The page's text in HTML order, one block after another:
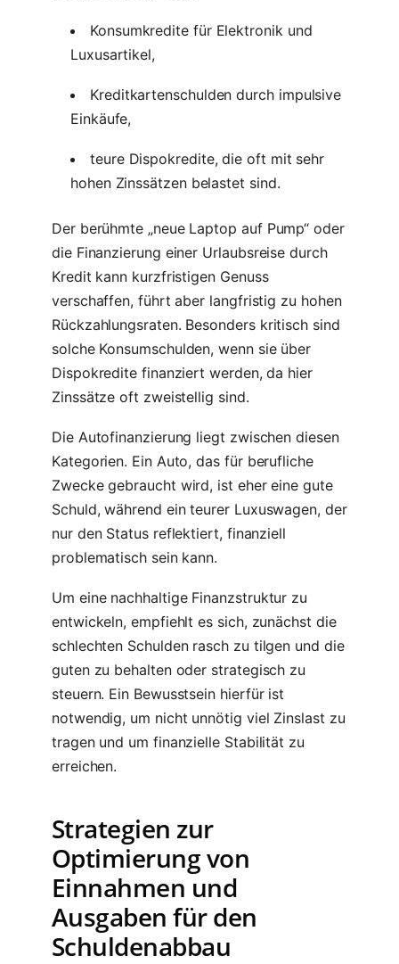
Konsumkredite für Elektronik und
Luxusartikel,
Kreditkartenschulden durch impulsive
Einkäufe,
teure Dispokredite, die oft mit sehr
hohen Zinssätzen belastet sind.
Der berühmte „neue Laptop auf Pump“ oder
die Finanzierung einer Urlaubsreise durch
Kredit kann kurzfristigen Genuss
verschaffen, führt aber langfristig zu hohen
Rückzahlungsraten. Besonders kritisch sind
solche Konsumschulden, wenn sie über
Dispokredite finanziert werden, da hier
Zinssätze oft zweistellig sind.
Die Autofinanzierung liegt zwischen diesen
Kategorien. Ein Auto, das für berufliche
Zwecke gebraucht wird, ist eher eine gute
Schuld, während ein teurer Luxuswagen, der
nur den Status reflektiert, finanziell
problematisch sein kann.
Um eine nachhaltige Finanzstruktur zu
entwickeln, empfiehlt es sich, zunächst die
schlechten Schulden rasch zu tilgen und die
guten zu behalten oder strategisch zu
steuern. Ein Bewusstsein hierfür ist
notwendig, um nicht unnötig viel Zinslast zu
tragen und um finanzielle Stabilität zu
erreichen.
Strategien zur
Optimierung von
Einnahmen und
Ausgaben für den
Schuldenabbau